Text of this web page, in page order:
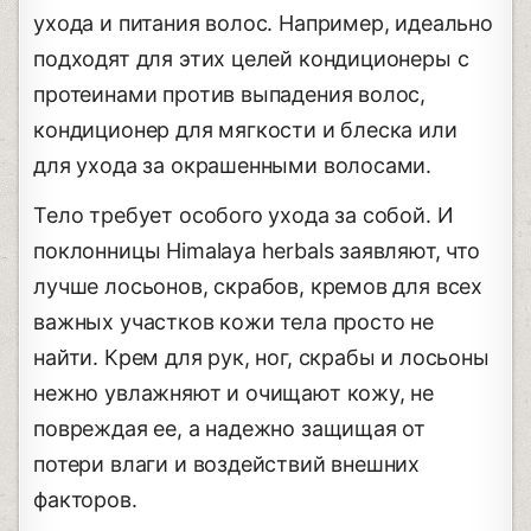
ухода и питания волос. Например, идеально
подходят для этих целей кондиционеры с
протеинами против выпадения волос,
кондиционер для мягкости и блеска или
для ухода за окрашенными волосами.
Тело требует особого ухода за собой. И
поклонницы Himalaya herbals заявляют, что
лучше лосьонов, скрабов, кремов для всех
важных участков кожи тела просто не
найти. Крем для рук, ног, скрабы и лосьоны
нежно увлажняют и очищают кожу, не
повреждая ее, а надежно защищая от
потери влаги и воздействий внешних
факторов.